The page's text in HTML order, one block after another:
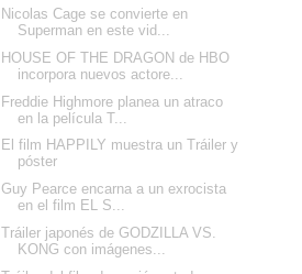
Nicolas Cage se convierte en
Superman en este vid...
HOUSE OF THE DRAGON de HBO
incorpora nuevos actore...
Freddie Highmore planea un atraco
en la película T...
El film HAPPILY muestra un Tráiler y
póster
Guy Pearce encarna a un exrocista
en el film EL S...
Tráiler japonés de GODZILLA VS.
KONG con imágenes...